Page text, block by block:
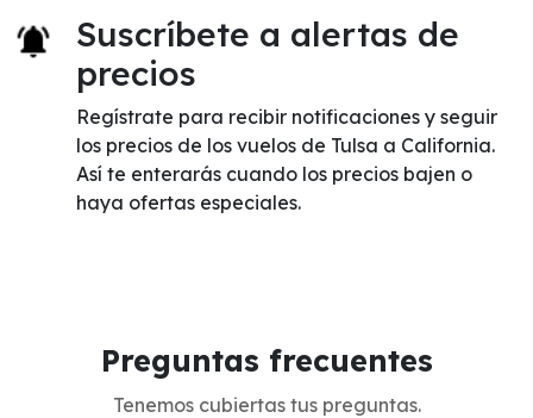
Suscríbete a alertas de
precios
Regístrate para recibir notificaciones y seguir
los precios de los vuelos de Tulsa a California.
Así te enterarás cuando los precios bajen o
haya ofertas especiales.
Preguntas frecuentes
Tenemos cubiertas tus preguntas.